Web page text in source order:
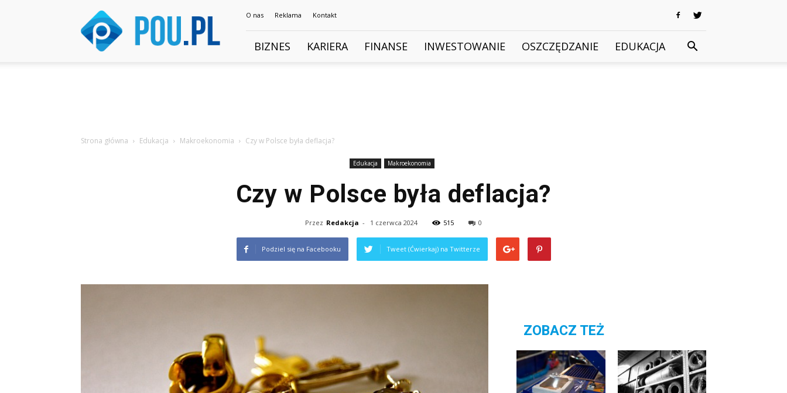
Pou.pl
O nas Reklama Kontakt
BIZNES KARIERA FINANSE INWESTOWANIE OSZCZĘDZANIE EDUKACJA
Strona główna Edukacja Makroekonomia Czy w Polsce była deflacja?
Edukacja Makroekonomia
Czy w Polsce była deflacja?
Przez Redakcja - 1 czerwca 2024 515 0
Podziel się na Facebooku Tweet (Ćwierkaj) na Twitterze
ZOBACZ TEŻ